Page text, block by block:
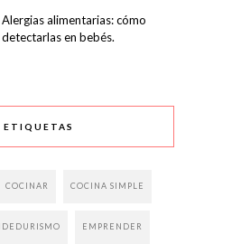
Alergias alimentarias: cómo
detectarlas en bebés.
ETIQUETAS
COCINAR COCINA SIMPLE
EMPRENDER